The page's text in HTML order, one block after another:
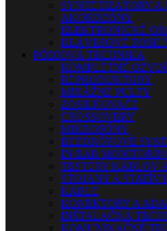
SYNTETIZÁTORY A
AKORDEÓNY
ELEKTRONICKÉ
KLÁVESOVÉ
PÓDIOVÁ TECHNIKA
KOMPLETNÉ
REPRODUKTORY
MIXÁŽNE PULTY
ZOSILŇOVAČE
CROSSOVERY
MIKROFÓNY
BEZDRÔTOVÉ
IN-EAR
TESTERY KÁBLOV
STOJANY A STATÍVY
KÁBLE
KONEKTORY A
INŠTALAČNÁ
KOMUNIKAČNÉ